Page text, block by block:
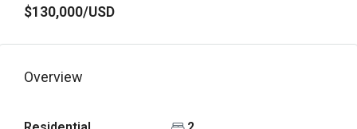
$130,000/USD
Overview